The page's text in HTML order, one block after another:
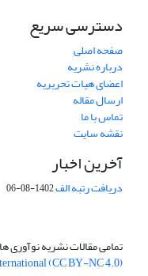
دسترسی سریع
صفحه اصلی
درباره نشریه
اعضای هیات تحریریه
ارسال مقاله
تماس با ما
نقشه سایت
آخرین اخبار
دریافت رتبه الف1402-08-06
تمامی مقالات نشریه
(CC BY-NC 4.0)